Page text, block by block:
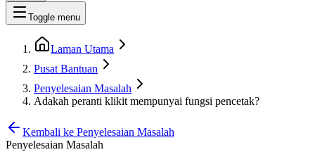
Toggle menu
Laman Utama
Pusat Bantuan
Penyelesaian Masalah
Adakah peranti klikit mempunyai fungsi pencetak?
Kembali ke Penyelesaian Masalah
Penyelesaian Masalah